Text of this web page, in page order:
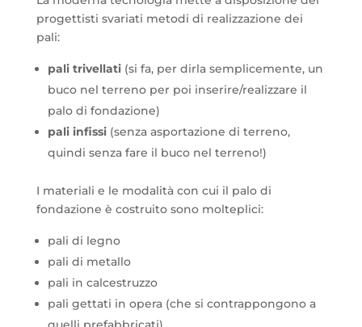
progettisti svariati metodi di realizzazione dei
pali:
pali trivellati(si fa, per dirla semplicemente, un
buco nel terreno per poi inserire/realizzare il
palo di fondazione)
pali infissi (senza asportazione di terreno,
quindi senza fare il buco nel terreno!)
I materiali e le modalità con cui il palo di
fondazione è costruito sono molteplici:
pali di legno
pali di metallo
pali in calcestruzzo
pali gettati in opera (che si contrappongono a